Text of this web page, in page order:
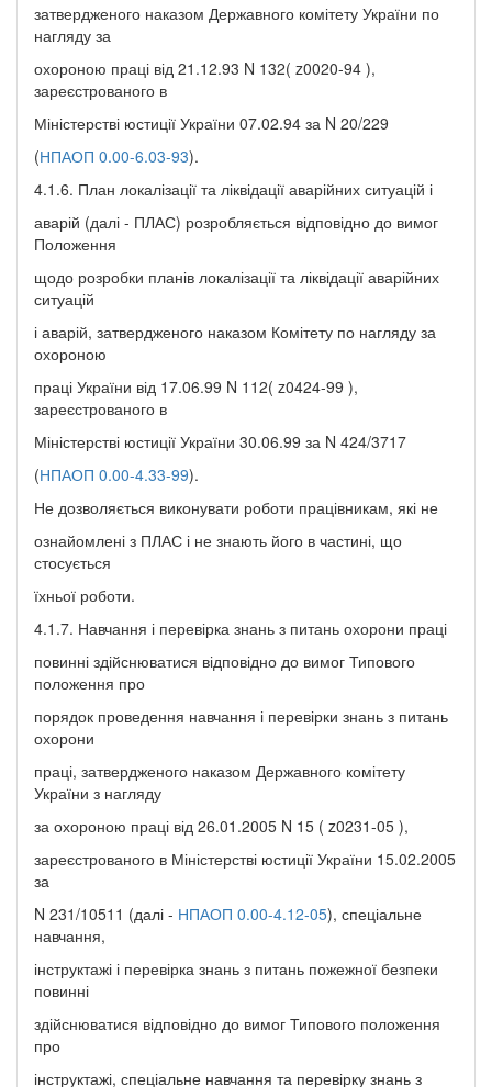
затвердженого наказом Державного комітету України по
нагляду за
охороною праці від 21.12.93 N 132( z0020-94 ),
зареєстрованого в
Міністерстві юстиції України 07.02.94 за N 20/229
(НПАОП 0.00-6.03-93).
4.1.6. План локалізації та ліквідації аварійних ситуацій і
аварій (далі - ПЛАС) розробляється відповідно до вимог
Положення
щодо розробки планів локалізації та ліквідації аварійних
ситуацій
і аварій, затвердженого наказом Комітету по нагляду за
охороною
праці України від 17.06.99 N 112( z0424-99 ),
зареєстрованого в
Міністерстві юстиції України 30.06.99 за N 424/3717
(НПАОП 0.00-4.33-99).
Не дозволяється виконувати роботи працівникам, які не
ознайомлені з ПЛАС і не знають його в частині, що
стосується
їхньої роботи.
4.1.7. Навчання і перевірка знань з питань охорони праці
повинні здійснюватися відповідно до вимог Типового
положення про
порядок проведення навчання і перевірки знань з питань
охорони
праці, затвердженого наказом Державного комітету
України з нагляду
за охороною праці від 26.01.2005 N 15 ( z0231-05 ),
зареєстрованого в Міністерстві юстиції України 15.02.2005
за
N 231/10511 (далі - НПАОП 0.00-4.12-05), спеціальне
навчання,
інструктажі і перевірка знань з питань пожежної безпеки
повинні
здійснюватися відповідно до вимог Типового положення
про
інструктажі, спеціальне навчання та перевірку знань з